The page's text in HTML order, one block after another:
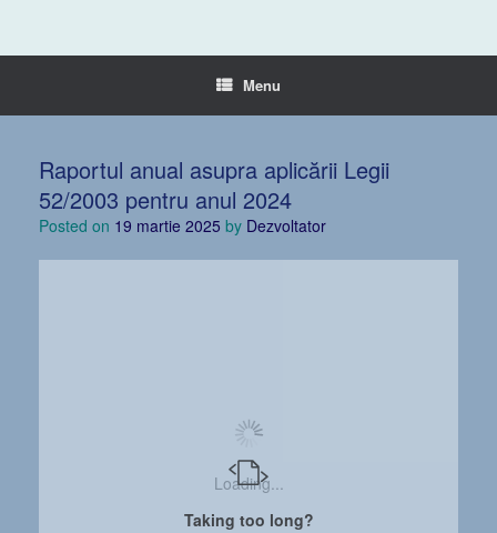
Menu
Raportul anual asupra aplicării Legii
52/2003 pentru anul 2024
Posted on 19 martie 2025 by Dezvoltator
Loading...
Taking too long?